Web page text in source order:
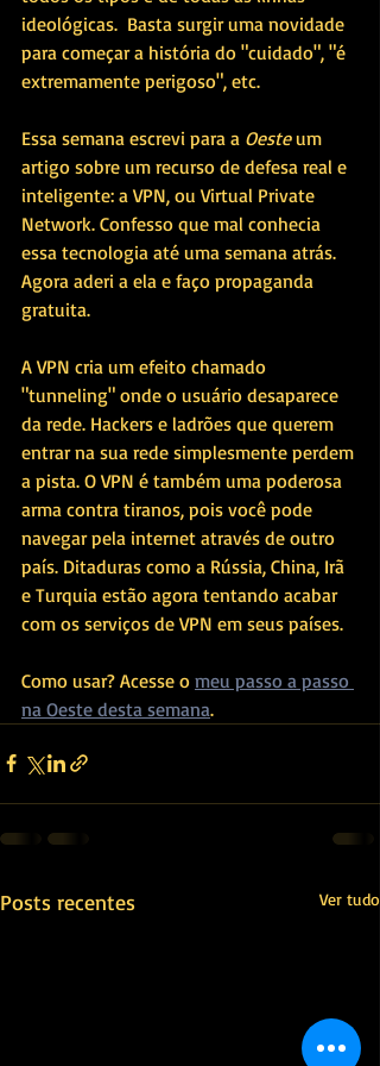
ideológicas.  Basta surgir uma novidade
para começar a história do "cuidado", "é
extremamente perigoso", etc.
Essa semana escrevi para a Oeste um
artigo sobre um recurso de defesa real e
inteligente: a VPN, ou Virtual Private
Network. Confesso que mal conhecia
essa tecnologia até uma semana atrás.
Agora aderi a ela e faço propaganda
gratuita.
A VPN cria um efeito chamado
"tunneling" onde o usuário desaparece
da rede. Hackers e ladrões que querem
entrar na sua rede simplesmente perdem
a pista. O VPN é também uma poderosa
arma contra tiranos, pois você pode
navegar pela internet através de outro
país. Ditaduras como a Rússia, China, Irã
e Turquia estão agora tentando acabar
com os serviços de VPN em seus países.
Como usar? Acesse o meu passo a passo
na Oeste desta semana.
Posts recentes Ver tudo